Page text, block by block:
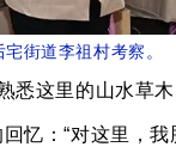
街道李祖村考察。
这里的山水草
忆：“对这里，我